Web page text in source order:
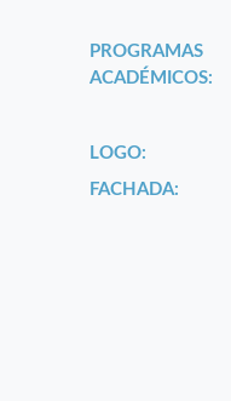
PROGRAMAS
ACADÉMICOS:
LOGO:
FACHADA: